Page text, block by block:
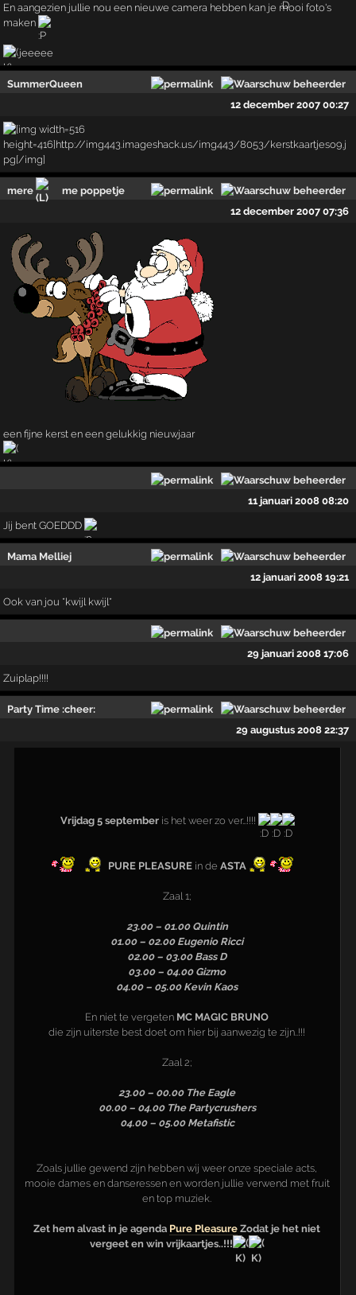
En aangezien jullie nou een nieuwe camera hebben kan je mooi foto's
maken
jeeeee
SummerQueen
12 december 2007 00:27
mere
me poppetje
12 december 2007 07:36
een fijne kerst en een gelukkig nieuwjaar
11 januari 2008 08:20
Jij bent GOEDDD
Mama Melliej
12 januari 2008 19:21
Ook van jou *kwijl kwijl*
29 januari 2008 17:06
Zuiplap!!!!
Party Time :cheer:
29 augustus 2008 22:37
Vrijdag 5 septemberis het weer zo ver…!!!!
Zaal 1;
23.00 – 01.00 Quintin
02.00 – 03.00 Bass D
03.00 – 04.00 Gizmo
04.00 – 05.00 Kevin Kaos